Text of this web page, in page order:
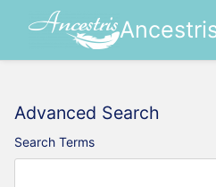
Advanced Search
Search Terms